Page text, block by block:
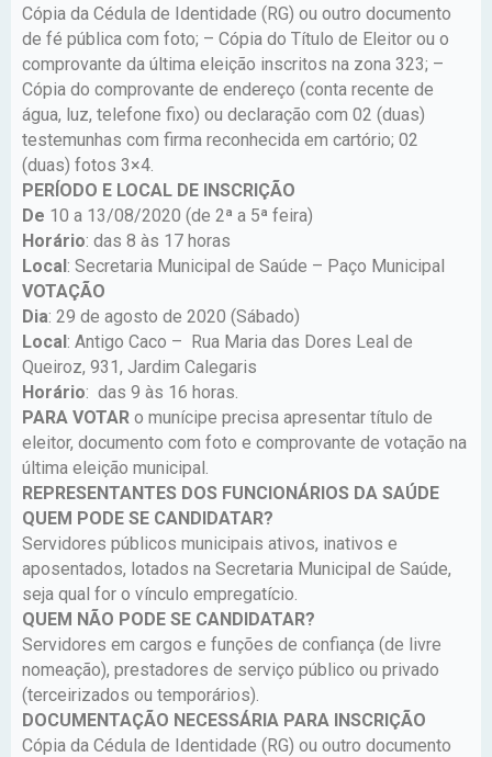
Cópia da Cédula de Identidade (RG) ou outro documento
de fé pública com foto; – Cópia do Título de Eleitor ou o
comprovante da última eleição inscritos na zona 323; –
Cópia do comprovante de endereço (conta recente de
água, luz, telefone fixo) ou declaração com 02 (duas)
testemunhas com firma reconhecida em cartório; 02
(duas) fotos 3×4.
PERÍODO E LOCAL DE INSCRIÇÃO
De 10 a 13/08/2020 (de 2ª a 5ª feira)
Horário: das 8 às 17 horas
Local: Secretaria Municipal de Saúde – Paço Municipal
VOTAÇÃO
Dia: 29 de agosto de 2020 (Sábado)
Local: Antigo Caco – Rua Maria das Dores Leal de
Queiroz, 931, Jardim Calegaris
Horário: das 9 às 16 horas.
PARA VOTAR o munícipe precisa apresentar título de
eleitor, documento com foto e comprovante de votação na
última eleição municipal.
REPRESENTANTES DOS FUNCIONÁRIOS DA SAÚDE
QUEM PODE SE CANDIDATAR?
Servidores públicos municipais ativos, inativos e
aposentados, lotados na Secretaria Municipal de Saúde,
seja qual for o vínculo empregatício.
QUEM NÃO PODE SE CANDIDATAR?
Servidores em cargos e funções de confiança (de livre
nomeação), prestadores de serviço público ou privado
(terceirizados ou temporários).
DOCUMENTAÇÃO NECESSÁRIA PARA INSCRIÇÃO
Cópia da Cédula de Identidade (RG) ou outro documento